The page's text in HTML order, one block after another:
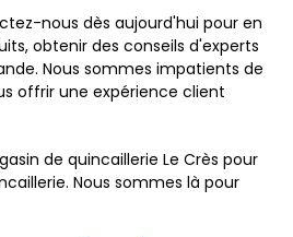
nous dès aujourd'hui pour en
obtenir des conseils d'experts
Nous sommes impatients de
offrir une expérience client
de quincaillerie Le Crès pour
Nous sommes là pour